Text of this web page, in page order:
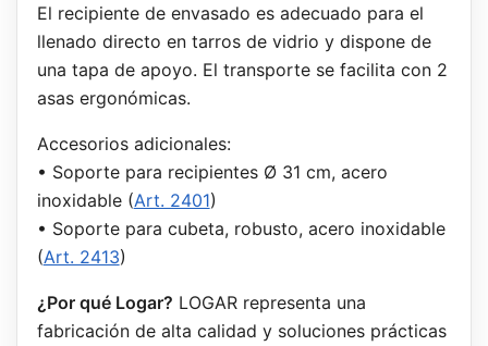
El recipiente de envasado es adecuado para el
llenado directo en tarros de vidrio y dispone de
una tapa de apoyo. El transporte se facilita con 2
asas ergonómicas.
Accesorios adicionales:
• Soporte para recipientes Ø 31 cm, acero
inoxidable (Art. 2401)
• Soporte para cubeta, robusto, acero inoxidable
(Art. 2413)
¿Por qué Logar? LOGAR representa una
fabricación de alta calidad y soluciones prácticas